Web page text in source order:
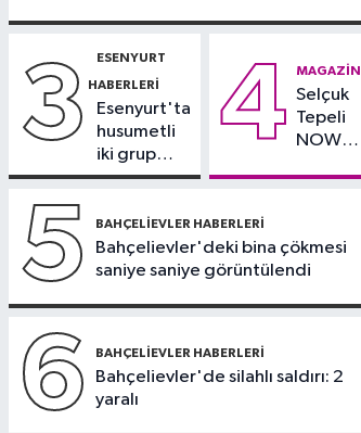
Lig'de günün VAR'ları
11:47'Damar
tıkanıklıklarında yeni
kayıpları önleniyor'
3 ESENYURT
HABERLERI
Esenyurt'ta
husumetli
iki grup
arasında
kavga
4 MAGAZIN
Selçuk
Tepeli
NOW
5 BAHÇELIEVLER HABERLERI
Bahçelievler'deki bina çökmesi
saniye saniye görüntülendi
6 BAHÇELIEVLER HABERLERI
Bahçelievler'de silahlı saldırı: 2
yaralı